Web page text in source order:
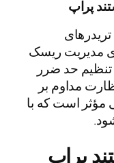
پراپ
مدیریت ریسک
تنظیم حد ضرر
مداوم بر
مؤثر است که با
پراپ